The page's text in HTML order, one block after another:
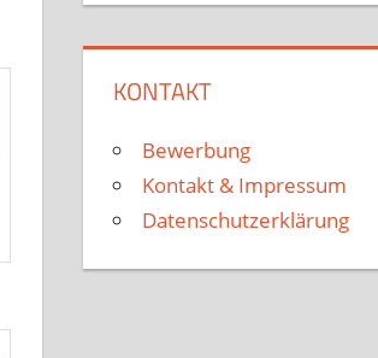
KONTAKT
Bewerbung
Kontakt & Impressum
Datenschutzerklärung